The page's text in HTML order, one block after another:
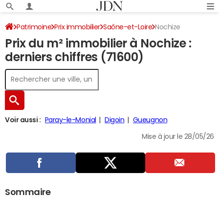
Patrimoine Prix immobilier Saône-et-Loire Nochize
Prix du m² immobilier à Nochize :
derniers chiffres (71600)
Voir aussi : Paray-le-Monial Digoin Gueugnon
Mise à jour le 28/05/26
Sommaire